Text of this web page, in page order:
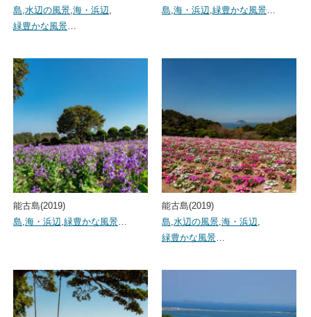
島,水辺の風景,海・浜辺,
緑豊かな風景…
島,海・浜辺,緑豊かな風景…
能古島(2019)
島,海・浜辺,緑豊かな風景…
能古島(2019)
島,水辺の風景,海・浜辺,
緑豊かな風景…